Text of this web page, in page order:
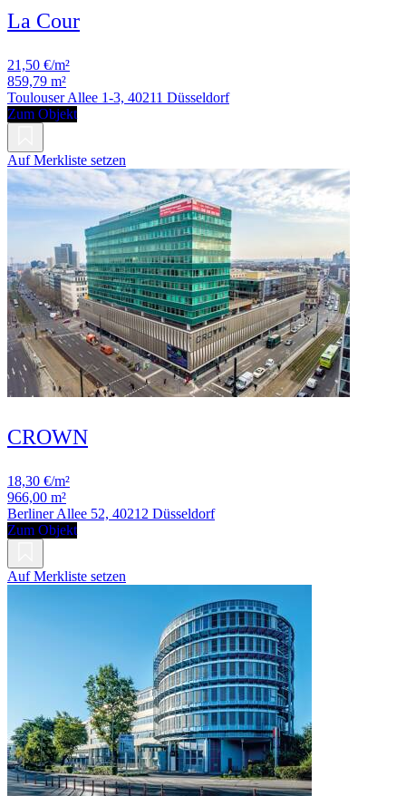
La Cour
21,50 €/m²
859,79 m²
Toulouser Allee 1-3, 40211 Düsseldorf
Zum Objekt
Auf Merkliste setzen
CROWN
18,30 €/m²
966,00 m²
Berliner Allee 52, 40212 Düsseldorf
Zum Objekt
Auf Merkliste setzen